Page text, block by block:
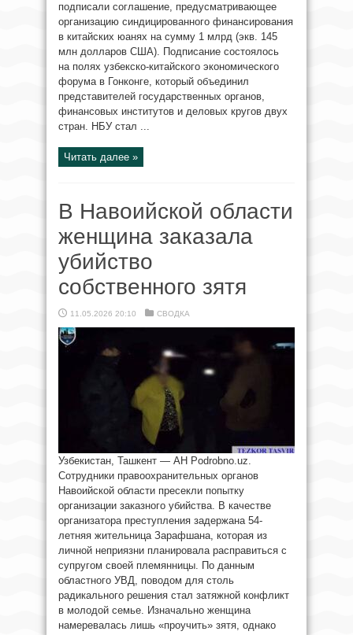
подписали соглашение, предусматривающее
организацию синдицированного финансирования
в китайских юанях на сумму 1 млрд (экв. 145
млн долларов США). Подписание состоялось
на полях узбекско-китайского экономического
форума в Гонконге, который объединил
представителей государственных органов,
финансовых институтов и деловых кругов двух
стран. НБУ стал ...
Читать далее »
В Навоийской области
женщина заказала
убийство
собственного зятя
11.05.2026 20:10 СВОДКА
Узбекистан, Ташкент — АН Podrobno.uz.
Сотрудники правоохранительных органов
Навоийской области пресекли попытку
организации заказного убийства. В качестве
организатора преступления задержана 54-
летняя жительница Зарафшана, которая из
личной неприязни планировала расправиться с
супругом своей племянницы. По данным
областного УВД, поводом для столь
радикального решения стал затяжной конфликт
в молодой семье. Изначально женщина
намеревалась лишь «проучить» зятя, однако